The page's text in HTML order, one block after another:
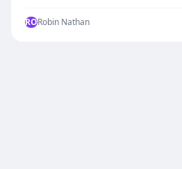
RORobin Nathan